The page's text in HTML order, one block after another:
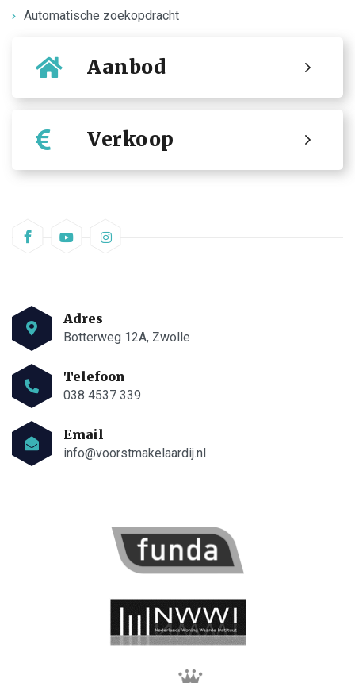
Automatische zoekopdracht
Aanbod
Verkoop
Botterweg 12A, Zwolle
038 4537 339
info@voorstmakelaardij.nl